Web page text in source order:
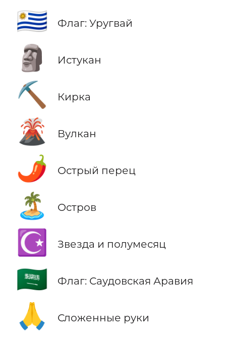
🇺🇾 Флаг: Уругвай
🗿 Истукан
⛏️ Кирка
🌋 Вулкан
🌶️ Острый перец
🏝️ Остров
☪️ Звезда и полумесяц
🇸🇦 Флаг: Саудовская Аравия
🙏 Сложенные руки